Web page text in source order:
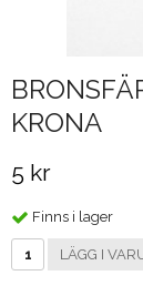
KRONA
5 kr
Finns i lager
LÄGG I